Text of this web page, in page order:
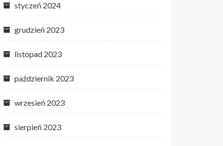
styczeń 2024
grudzień 2023
listopad 2023
październik 2023
wrzesień 2023
sierpień 2023